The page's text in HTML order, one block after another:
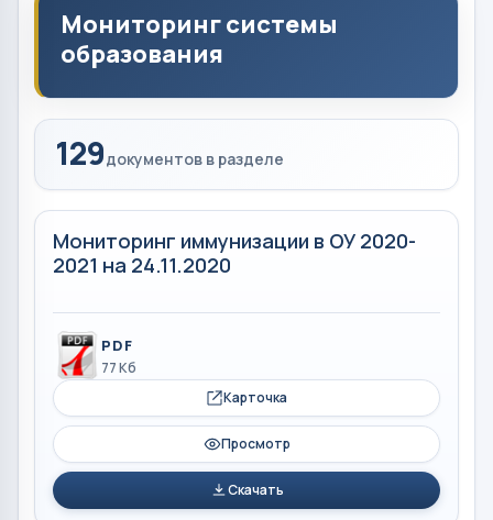
Мониторинг системы
образования
129документов в разделе
Мониторинг иммунизации в ОУ 2020-
2021 на 24.11.2020
PDF
77 Кб
Карточка
Просмотр
Скачать